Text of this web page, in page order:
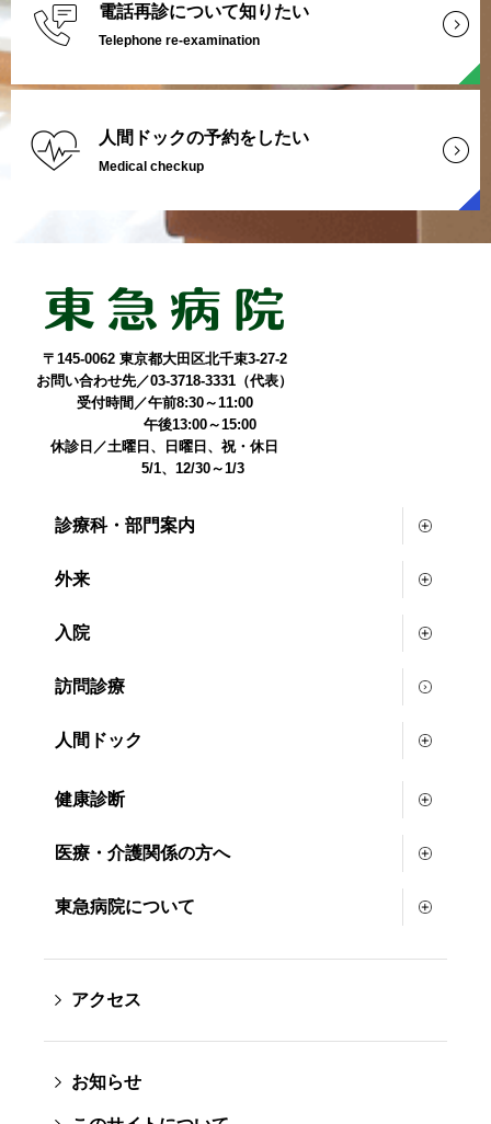
電話再診について知りたい
Telephone re-examination
人間ドックの予約をしたい
Medical checkup
〒145-0062 東京都大田区北千束3-27-2
お問い合わせ先／03-3718-3331（代表）
受付時間／午前8:30～11:00
午後13:00～15:00
休診日／土曜日、日曜日、祝・休日
5/1、12/30～1/3
診療科・部門案内
外来
入院
訪問診療
人間ドック
健康診断
医療・介護関係の方へ
東急病院について
アクセス
お知らせ